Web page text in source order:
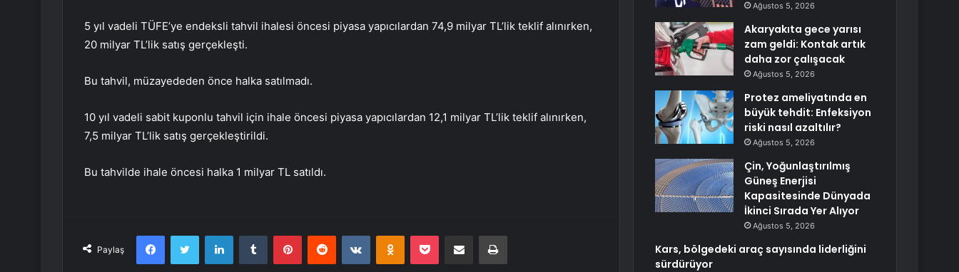
5 yıl vadeli TÜFE’ye endeksli tahvil ihalesi öncesi piyasa yapıcılardan 74,9 milyar TL’lik teklif alınırken,
20 milyar TL’lik satış gerçekleşti.
Bu tahvil, müzayededen önce halka satılmadı.
10 yıl vadeli sabit kuponlu tahvil için ihale öncesi piyasa yapıcılardan 12,1 milyar TL’lik teklif alınırken,
7,5 milyar TL’lik satış gerçekleştirildi.
Bu tahvilde ihale öncesi halka 1 milyar TL satıldı.
Paylaş
FacebookTwitter LinkedInTumblr PinterestReddit VKontakteOdnoklassniki
Pocket E-Posta ile paylaş Yazdır
Ağustos 5, 2026
Akaryakıta gece yarısı
zam geldi: Kontak artık
daha zor çalışacak
Ağustos 5, 2026
Protez ameliyatında en
büyük tehdit: Enfeksiyon
riski nasıl azaltılır?
Ağustos 5, 2026
Çin, Yoğunlaştırılmış
Güneş Enerjisi
Kapasitesinde Dünyada
İkinci Sırada Yer Alıyor
Ağustos 5, 2026
Kars, bölgedeki araç sayısında liderliğini
sürdürüyor